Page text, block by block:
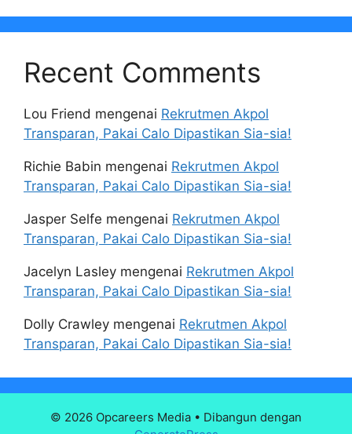
Recent Comments
Lou Friend mengenai Rekrutmen Akpol
Transparan, Pakai Calo Dipastikan Sia-sia!
Richie Babin mengenai Rekrutmen Akpol
Transparan, Pakai Calo Dipastikan Sia-sia!
Jasper Selfe mengenai Rekrutmen Akpol
Transparan, Pakai Calo Dipastikan Sia-sia!
Jacelyn Lasley mengenai Rekrutmen Akpol
Transparan, Pakai Calo Dipastikan Sia-sia!
Dolly Crawley mengenai Rekrutmen Akpol
Transparan, Pakai Calo Dipastikan Sia-sia!
© 2026 Opcareers Media • Dibangun dengan